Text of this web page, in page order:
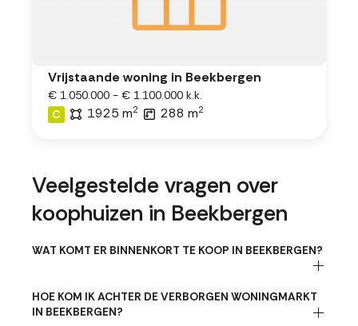
Vrijstaande woning in Beekbergen
€ 1.050.000 - € 1.100.000 k.k.
C
1925 m2 288 m2
Veelgestelde vragen over
koophuizen in Beekbergen
WAT KOMT ER BINNENKORT TE KOOP IN BEEKBERGEN?
HOE KOM IK ACHTER DE VERBORGEN WONINGMARKT
IN BEEKBERGEN?